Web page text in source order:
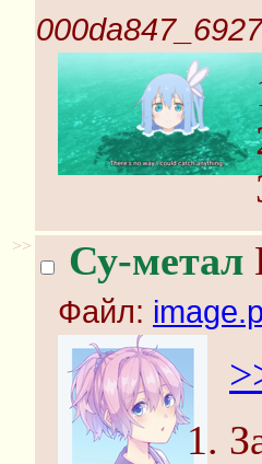
>> Су-метал
Файл: